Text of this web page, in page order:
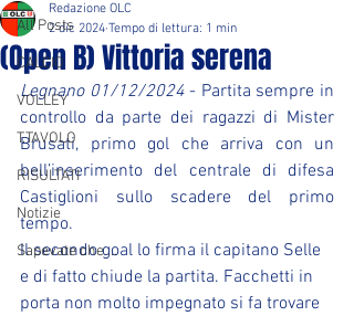
All Posts
CALCIO
VOLLEY
T.TAVOLO
RISULTATI
Notizie
Sapevate che ...
(Open B) Vittoria serena
Redazione OLC
2 dic 2024 Tempo di lettura: 1 min
Legnano 01/12/2024 - Partita sempre in
controllo da parte dei ragazzi di Mister
Brusati, primo gol che arriva con un
bell’inserimento del centrale di difesa
Castiglioni sullo scadere del primo
tempo.
Il secondo goal lo firma il capitano Selle
e di fatto chiude la partita. Facchetti in
porta non molto impegnato si fa trovare